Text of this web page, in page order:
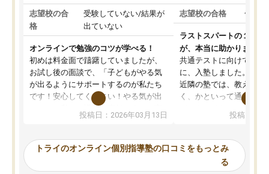
志望校の合
格
受験していない/結果が
出ていない
オンラインで勉強のコツが学べる！
初めは料金面で躊躇していましたが、
お試し後の面談で、「子どもがやる気
が出るようにサポートするのが私たち
です！安心してください！やる気が出
ないのは私たち講師の責任です」と言
ってくださり、確かに！と考えて、思
ったんですが、学生の先生から学ぶこ
み、徐々に成績が上がったらいいなと
投稿日：2026年03月13日
志望校の合格 合格
ラストスパートの１か月
が、本当に助かりました
共通テストに向けての追
に、入塾しました。田舎
近隣の塾では、教えても
く、かといって通うには
可能なので本当に助か
らないところをピンポイ
頂いて、とてもわかり
していました。一生を
投稿日：
トライのオンライン個別指導塾の口コミをもっとみ
る